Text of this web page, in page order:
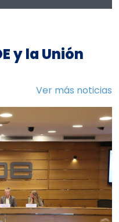
y la Unión
Ver más noticias